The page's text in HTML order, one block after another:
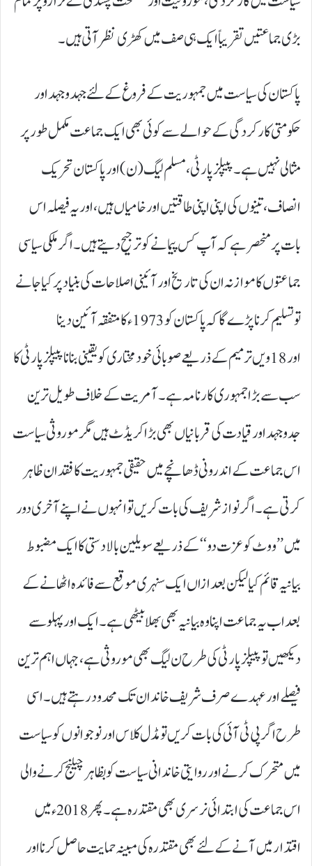
بڑی جماعتیں تقریباً ایک ہی صف میں کھڑی نظر آتی ہیں۔
پاکستان کی سیاست میں جمہوریت کے فروغ کے لئے جہدوجہد اور
حکومتی کارکردگی کے حوالے سے کوئی بھی ایک جماعت مکمل طور پر
مثالی نہیں ہے۔ پیپلز پارٹی، مسلم لیگ ( ن) اور پاکستان تحریک
انصاف، تینوں کی اپنی اپنی طاقتیں اور خامیاں ہیں، اور یہ فیصلہ اس
بات پر منحصر ہے کہ آپ کس پیمانے کو ترجیح دیتے ہیں۔ اگر ملکی سیاسی
جماعتوں کا موازنہ ان کی تاریخ اور آئینی اصلاحات کی بنیاد پر کیا جانے
تو تسلیم کرنا پڑے گا کہ پاکستان کو 1973ء کا متفقہ آئین دینا
اور 18ویں ترمیم کے ذریعے صوبائی خود مختاری کو یقینی بنانا پیپلز پارٹی کا
سب سے بڑا جمہوری کارنامہ ہے۔ آمریت کے خلاف طویل ترین
جدوجہد اور قیادت کی قربانیاں بھی بڑا کریڈٹ ہیں مگر موروثی سیاست
اس جماعت کے اندرونی ڈھانچے میں حقیقی جمہوریت کا فقدان ظاہر
کرتی ہے۔ اگر نواز شریف کی بات کریں تو انہوں نے اپنے آخری دور
میں ’’ ووٹ کو عزت دو‘‘ کے ذریعے سویلین بالادستی کا ایک مضبوط
بیانیہ قائم کیا لیکن بعد ازاں ایک سنہری موقع سے فائدہ اٹھانے کے
بعد اب یہ جماعت اپنا وہ بیانیہ بھی بھلا بیٹھی ہے۔ ایک اور پہلو سے
دیکھیں تو پیپلز پارٹی کی طرح ن لیگ بھی موروثی ہے، جہاں اہم ترین
فیصلے اور عہدے صرف شریف خاندان تک محدود رہتے ہیں۔ اسی
طرح اگر پی ٹی آئی کی بات کریں تو مڈل کلاس اور نوجوانوں کو سیاست
میں متحرک کرنے اور روایتی خاندانی سیاست کو بظاہر چیلنج کرنے والی
اس جماعت کی ابتدائی نرسری بھی مقتدرہ ہے۔ پھر 2018ء میں
اقتدار میں آنے کے لئے بھی مقتدرہ کی مبینہ حمایت حاصل کرنا اور